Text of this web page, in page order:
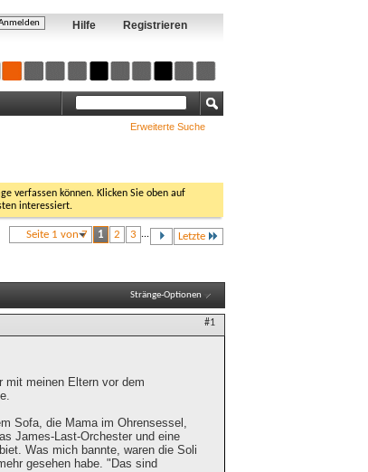
Registrieren
Hilfe
Erweiterte Suche
verfassen können. Klicken Sie oben auf
interessiert.
Seite 1 von 7 1 2 3 ... Letzte
Stränge-Optionen
#1
mit meinen Eltern vor dem
Sofa, die Mama im Ohrensessel,
James-Last-Orchester und eine
Was mich bannte, waren die Soli
gesehen habe. "Das sind